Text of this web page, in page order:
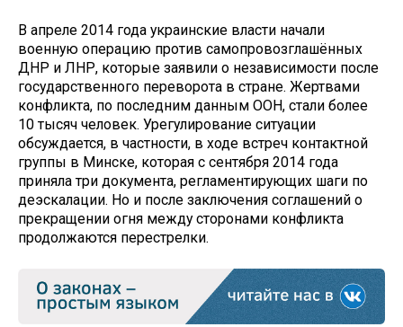
В апреле 2014 года украинские власти начали
военную операцию против самопровозглашённых
ДНР и ЛНР, которые заявили о независимости после
государственного переворота в стране. Жертвами
конфликта, по последним данным ООН, стали более
10 тысяч человек. Урегулирование ситуации
обсуждается, в частности, в ходе встреч контактной
группы в Минске, которая с сентября 2014 года
приняла три документа, регламентирующих шаги по
деэскалации. Но и после заключения соглашений о
прекращении огня между сторонами конфликта
продолжаются перестрелки.